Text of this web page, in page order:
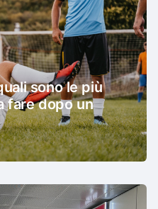
sono le più
fare dopo un